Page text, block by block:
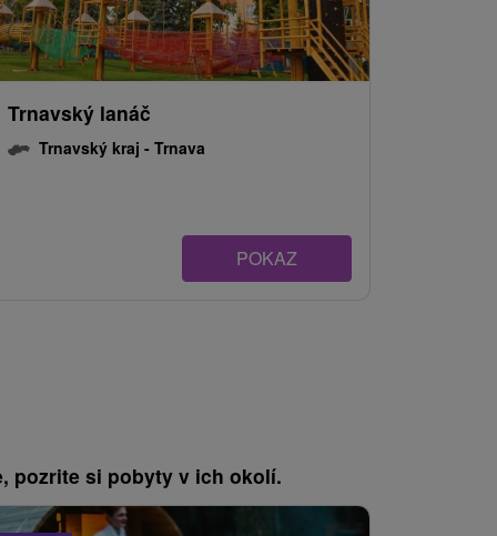
Trnavský lanáč
Trnavský kraj - Trnava
POKAZ
pozrite si pobyty v ich okolí.